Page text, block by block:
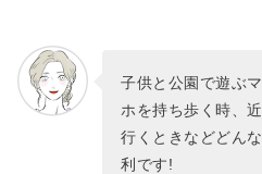
子供と公園で遊ぶ
ホを持ち歩く時、
行くときなどどん
利です!